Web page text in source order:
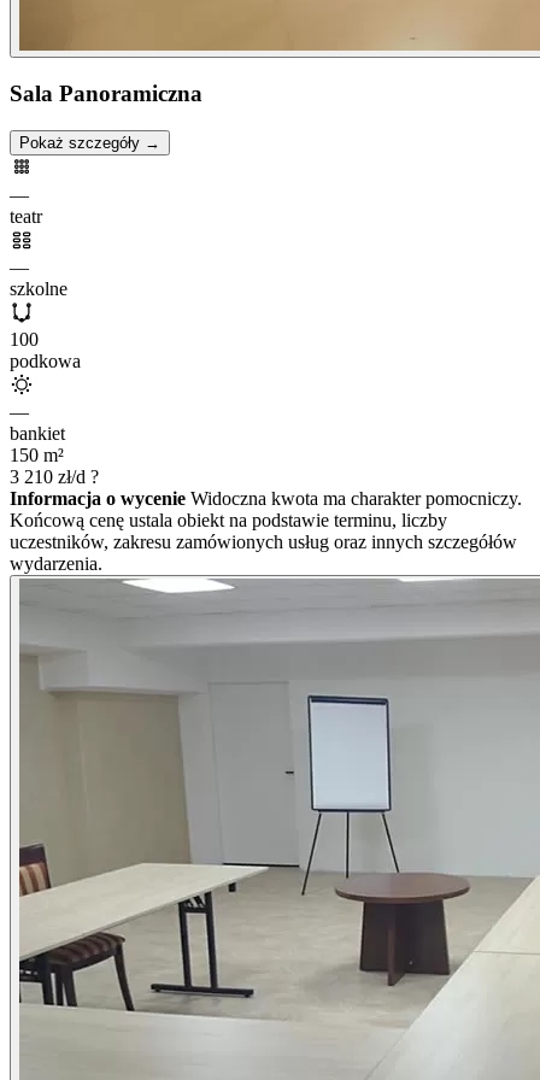
Sala Panoramiczna
Pokaż szczegóły →
—
teatr
—
szkolne
100
podkowa
—
bankiet
150 m²
3 210 zł/d ?
Informacja o wycenie Widoczna kwota ma charakter pomocniczy.
Końcową cenę ustala obiekt na podstawie terminu, liczby
uczestników, zakresu zamówionych usług oraz innych szczegółów
wydarzenia.